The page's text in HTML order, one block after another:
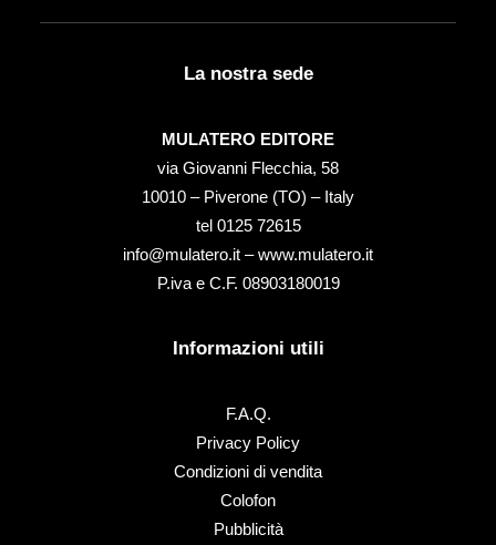
La nostra sede
MULATERO EDITORE
via Giovanni Flecchia, 58
10010 – Piverone (TO) – Italy
tel ‭0125 72615‬
info@mulatero.it –www.mulatero.it
P.iva e C.F. 08903180019
Informazioni utili
F.A.Q.
Privacy Policy
Condizioni di vendita
Colofon
Pubblicità